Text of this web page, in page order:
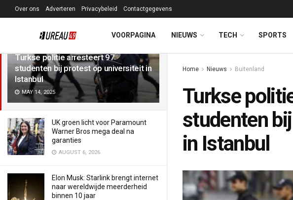
LATEST TRENDING Filter
Turkse politie arresteert 97
studenten bij protest op universiteit in
Istanbul
MAY 14, 2025
UK groen licht voor Paramount
Warner Bros mega deal na
garanties
AUGUST 6, 2026
Elon Musk: Starlink brengt internet
naar wereldwijde meerderheid
binnen 10 jaar
Over ons Adverteren Privacybeleid Contactgegevens
VOORPAGINA NIEUWS TECH SPORTS
Home Nieuws Buitenland
Turkse
studenten
in Istanbul